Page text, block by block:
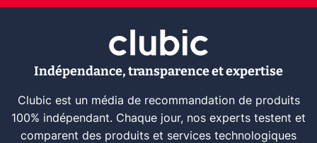
Indépendance, transparence et expertise
Clubic est un média de recommandation de produits
100% indépendant. Chaque jour, nos experts testent et
comparent des produits et services technologiques